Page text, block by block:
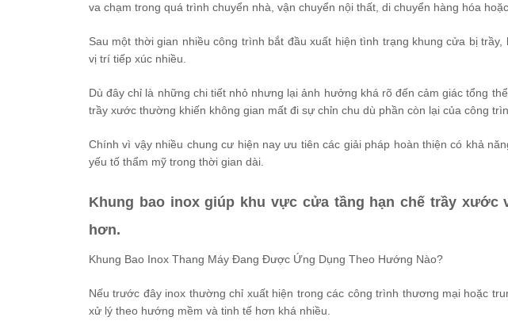
va chạm trong quá trình chuyển nhà, vận chuyển nội thất, di chuyển hàng hóa
Sau một thời gian nhiều công trình bắt đầu xuất hiện tình trạng khung cửa bị
vị trí tiếp xúc nhiều.
Dù đây chỉ là những chi tiết nhỏ nhưng lại ảnh hưởng khá rõ đến cảm giác tổng
trầy xước thường khiến không gian mất đi sự chỉn chu dù phần còn lại của công
Chính vì vậy nhiều chung cư hiện nay ưu tiên các giải pháp hoàn thiện có khả
yếu tố thẩm mỹ trong thời gian dài.
Khung bao inox giúp khu vực cửa tầng hạn chế trầy
hơn.
Khung Bao Inox Thang Máy Đang Được Ứng Dụng Theo Hướng Nào?
Nếu trước đây inox thường chỉ xuất hiện trong các công trình thương mại hoặc
xử lý theo hướng mềm và tinh tế hơn khá nhiều.